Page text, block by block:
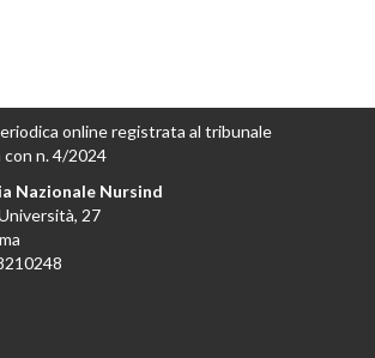
online registrata al tribunale
con n. 4/2024
Nazionale Nursind
27